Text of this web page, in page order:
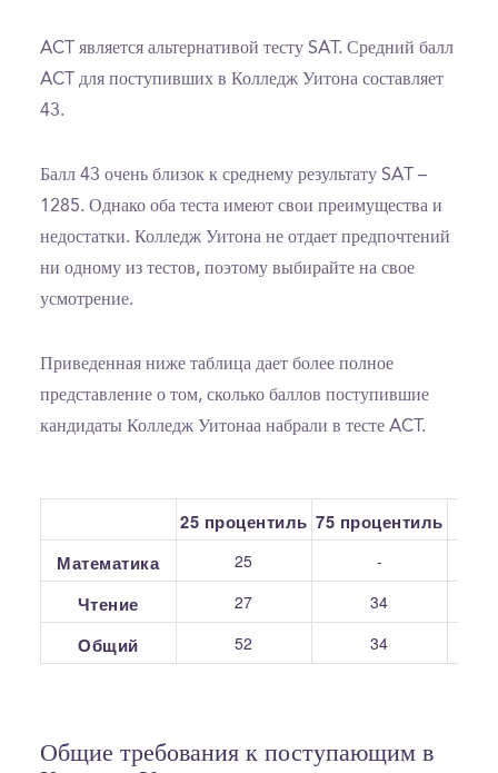
ACT является альтернативой тесту SAT. Средний балл
ACT для поступивших в Колледж Уитона составляет
43.
Балл 43 очень близок к среднему результату SAT –
1285. Однако оба теста имеют свои преимущества и
недостатки. Колледж Уитона не отдает предпочтений
ни одному из тестов, поэтому выбирайте на свое
усмотрение.
Приведенная ниже таблица дает более полное
представление о том, сколько баллов поступившие
кандидаты Колледж Уитонаа набрали в тесте ACT.
25 процентиль 75 процентиль
Математика
25 -
Чтение 27 34
Общий 52 34
Общие требования к поступающим в